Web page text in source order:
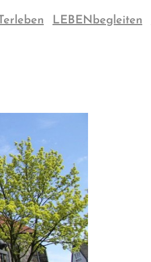
LEBENbegleiten